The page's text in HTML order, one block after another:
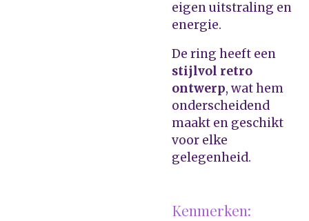
eigen uitstraling en
energie.
De ring heeft een
stijlvol retro
ontwerp, wat hem
onderscheidend
maakt en geschikt
voor elke
gelegenheid.
Kenmerken: